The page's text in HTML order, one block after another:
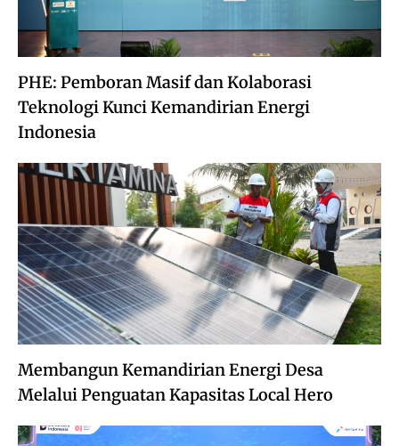
PHE: Pemboran Masif dan Kolaborasi
Teknologi Kunci Kemandirian Energi
Indonesia
Membangun Kemandirian Energi Desa
Melalui Penguatan Kapasitas Local Hero